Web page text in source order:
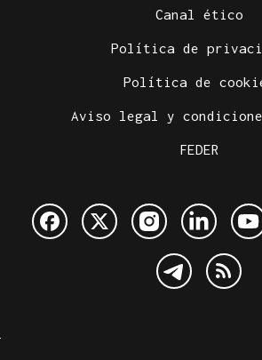
Canal ético
Política de
Política de
Aviso legal y
FEDER